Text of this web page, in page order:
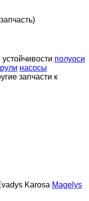
полуоси
рули насосы
запчасти к
Karosa Magelys